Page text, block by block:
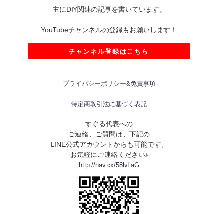
主にDIY関連の記事を書いています。
YouTubeチャンネルの登録もお願いします！
チャンネル登録はこちら
プライバシーポリシー&免責事項
特定商取引法に基づく表記
すぐる代表への
ご連絡、ご質問は、下記の
LINE公式アカウントからも可能です。
お気軽にご連絡ください♪
http://nav.cx/58lvLaG